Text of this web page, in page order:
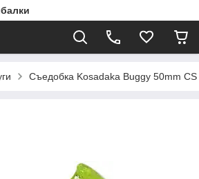
Съедобка Kosadaka Buggy 50mm CS